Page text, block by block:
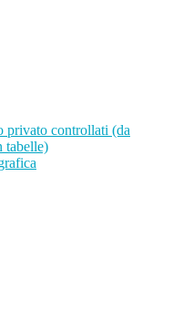
privato controllati (da
tabelle)